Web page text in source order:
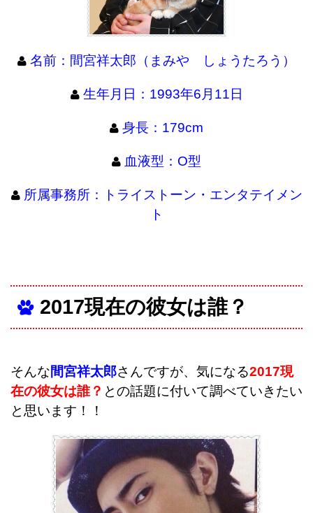
名前：間宮祥太郎（まみや しょうたろう）
生年月日：1993年6月11日
身長：179cm
血液型：O型
所属事務所：トライストーン・エンタテイメン
ト
2017現在の彼女は誰？
そんな間宮祥太郎さんですが、気になる2017現
在の彼女は誰？ との話題に付いて調べていきたい
と思います！！